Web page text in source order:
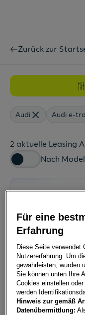
Zurück zur
Audi Audi e-
2 aktuelle Leasing
Nach
Für eine
Erfahrung
Diese Seite verwendet
Nutzererfahrung. Um
gewährleisten, wurden
Sie können unten Ihre
Cookies einstellen
werden
Hinweis zur gemäß
Datenübermittlung: